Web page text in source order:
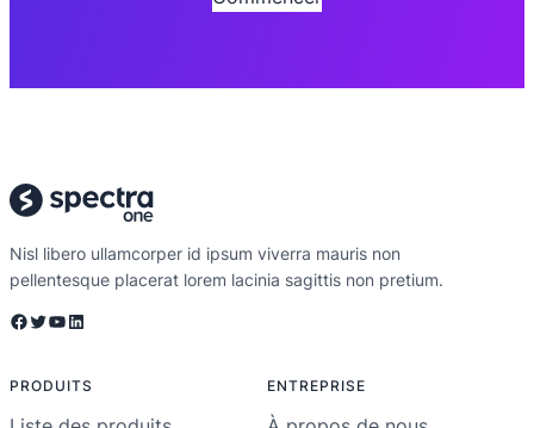
Nisl libero ullamcorper id ipsum viverra mauris non
pellentesque placerat lorem lacinia sagittis non pretium.
Facebook Twitter YouTube LinkedIn
PRODUITS ENTREPRISE